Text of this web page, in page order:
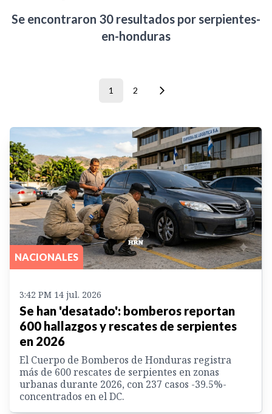
Se encontraron 30 resultados por serpientes-
en-honduras
1 2
NACIONALES
3:42 PM 14 jul. 2026
Se han 'desatado': bomberos reportan
600 hallazgos y rescates de serpientes
en 2026
El Cuerpo de Bomberos de Honduras registra
más de 600 rescates de serpientes en zonas
urbanas durante 2026, con 237 casos -39.5%-
concentrados en el DC.